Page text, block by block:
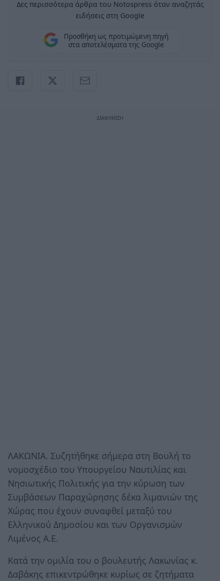
Δες περισσότερα άρθρα του Notospress όταν αναζητάς
ειδήσεις στη Google
Προσθήκη ως προτιμώμενη πηγή
στα αποτελέσματα της Google
ΛΑΚΩΝΙΑ. Συζητήθηκε σήμερα στη Βουλή το
νομοσχέδιο του Υπουργείου Ναυτιλίας και
Νησιωτικής Πολιτικής για την κύρωση των
Συμβάσεων Παραχώρησης δέκα λιμανιών της
Χώρας που έχουν συναφθεί μεταξύ του
Ελληνικού Δημοσίου και των Οργανισμών
Λιμένος Α.Ε.
Κατά την ομιλία του ο βουλευτής Λακωνίας κ.
Δαβάκης επικεντρώθηκε κυρίως σε ζητήματα